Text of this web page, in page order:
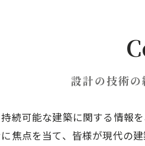
設計の技術
続可能な建築に関する情報
焦点を当て、皆様が現代の